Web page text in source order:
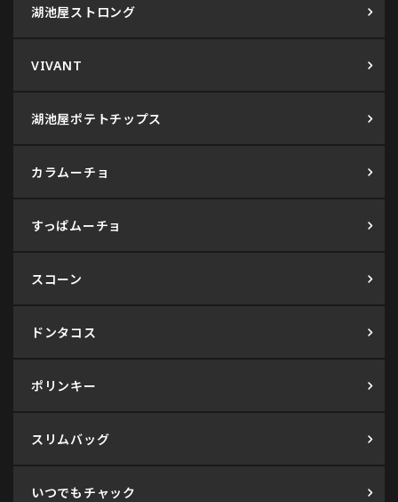
湖池屋ストロング
VIVANT
湖池屋ポテトチップス
カラムーチョ
すっぱムーチョ
スコーン
ドンタコス
ポリンキー
スリムバッグ
いつでもチャック